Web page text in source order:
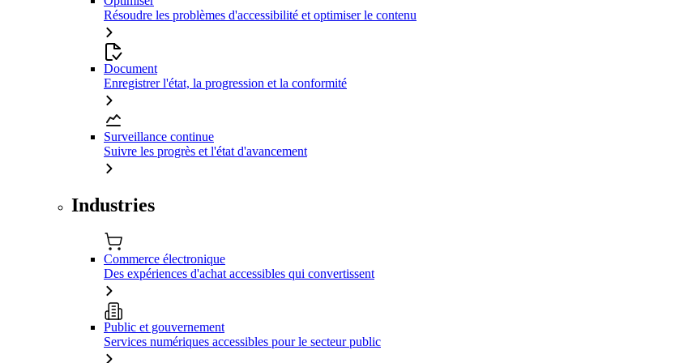
Résoudre les problèmes d'accessibilité et optimiser le contenu
Document
Enregistrer l'état, la progression et la conformité
Surveillance continue
Suivre les progrès et l'état d'avancement
Industries
Commerce électronique
Des expériences d'achat accessibles qui convertissent
Public et gouvernement
Services numériques accessibles pour le secteur public